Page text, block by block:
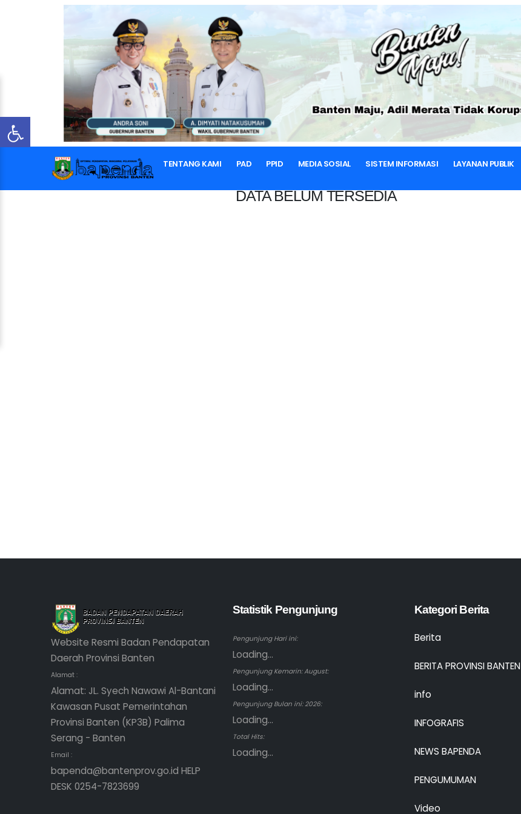
TENTANG KAMI PAD PPID MEDIA SOSIAL SISTEM INFORMASI LAYANAN PUBLIK
BERANDA
DATA BELUM TERSEDIA
Website Resmi Badan Pendapatan
Daerah Provinsi Banten
Alamat :
Alamat: JL. Syech Nawawi Al-Bantani
Kawasan Pusat Pemerintahan
Provinsi Banten (KP3B) Palima
Serang - Banten
Email :
bapenda@bantenprov.go.id HELP
DESK 0254-7823699
Statistik Pengunjung
Pengunjung Hari ini:
Loading...
Pengunjung Kemarin: August:
Loading...
Pengunjung Bulan ini: 2026:
Loading...
Total Hits:
Loading...
Kategori Berita
Berita
BERITA PROVINSI BANTEN
info
INFOGRAFIS
NEWS BAPENDA
PENGUMUMAN
Video